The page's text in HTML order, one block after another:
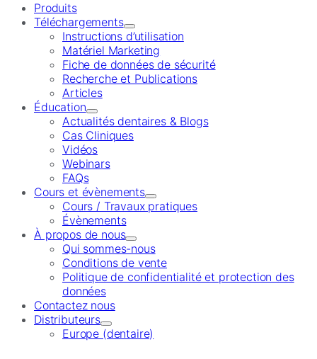
Produits
Téléchargements
Instructions d’utilisation
Matériel Marketing
Fiche de données de sécurité
Recherche et Publications
Articles
Éducation
Actualités dentaires & Blogs
Cas Cliniques
Vidéos
Webinars
FAQs
Cours et évènements
Cours / Travaux pratiques
Évènements
À propos de nous
Qui sommes-nous
Conditions de vente
Politique de confidentialité et protection des
données
Contactez nous
Distributeurs
Europe (dentaire)